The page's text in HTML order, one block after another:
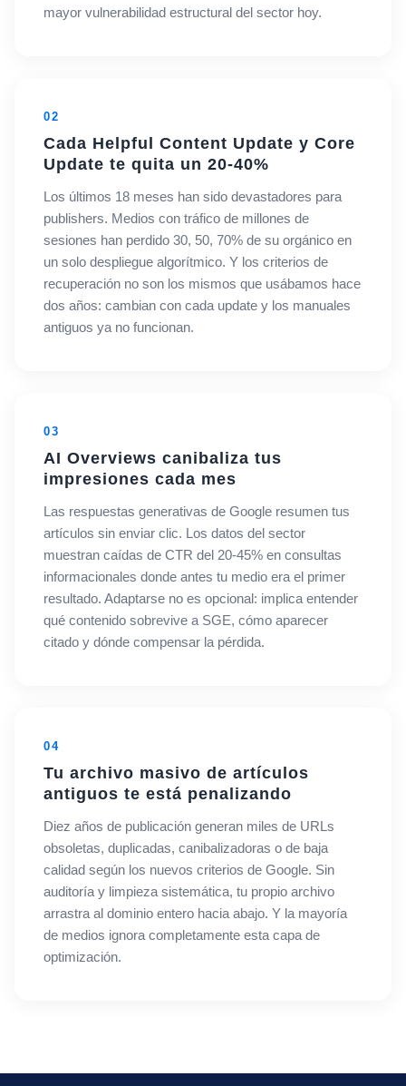
mayor vulnerabilidad estructural del sector hoy.
02
Cada Helpful Content Update y Core
Update te quita un 20-40%
Los últimos 18 meses han sido devastadores para
publishers. Medios con tráfico de millones de
sesiones han perdido 30, 50, 70% de su orgánico en
un solo despliegue algorítmico. Y los criterios de
recuperación no son los mismos que usábamos hace
dos años: cambian con cada update y los manuales
antiguos ya no funcionan.
03
AI Overviews canibaliza tus
impresiones cada mes
Las respuestas generativas de Google resumen tus
artículos sin enviar clic. Los datos del sector
muestran caídas de CTR del 20-45% en consultas
informacionales donde antes tu medio era el primer
resultado. Adaptarse no es opcional: implica entender
qué contenido sobrevive a SGE, cómo aparecer
citado y dónde compensar la pérdida.
04
Tu archivo masivo de artículos
antiguos te está penalizando
Diez años de publicación generan miles de URLs
obsoletas, duplicadas, canibalizadoras o de baja
calidad según los nuevos criterios de Google. Sin
auditoría y limpieza sistemática, tu propio archivo
arrastra al dominio entero hacia abajo. Y la mayoría
de medios ignora completamente esta capa de
optimización.